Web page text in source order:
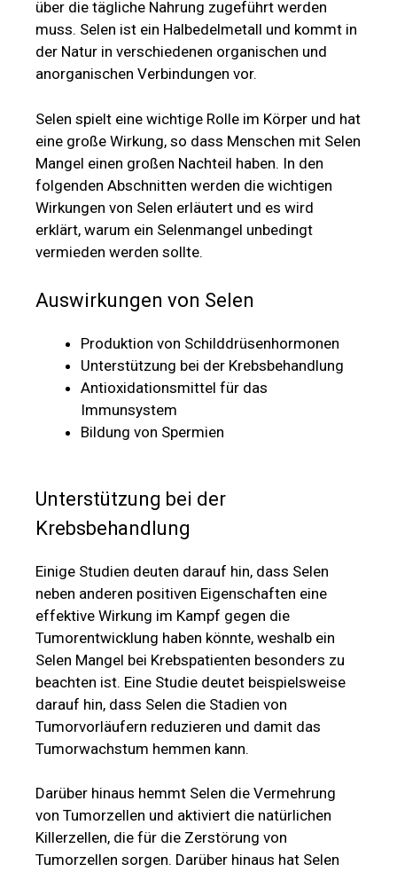
über die tägliche Nahrung zugeführt werden
muss. Selen ist ein Halbedelmetall und kommt in
der Natur in verschiedenen organischen und
anorganischen Verbindungen vor.
Selen spielt eine wichtige Rolle im Körper und hat
eine große Wirkung, so dass Menschen mit Selen
Mangel einen großen Nachteil haben. In den
folgenden Abschnitten werden die wichtigen
Wirkungen von Selen erläutert und es wird
erklärt, warum ein Selenmangel unbedingt
vermieden werden sollte.
Auswirkungen von Selen
Produktion von Schilddrüsenhormonen
Unterstützung bei der Krebsbehandlung
Antioxidationsmittel für das
Immunsystem
Bildung von Spermien
Unterstützung bei der
Krebsbehandlung
Einige Studien deuten darauf hin, dass Selen
neben anderen positiven Eigenschaften eine
effektive Wirkung im Kampf gegen die
Tumorentwicklung haben könnte, weshalb ein
Selen Mangel bei Krebspatienten besonders zu
beachten ist. Eine Studie deutet beispielsweise
darauf hin, dass Selen die Stadien von
Tumorvorläufern reduzieren und damit das
Tumorwachstum hemmen kann.
Darüber hinaus hemmt Selen die Vermehrung
von Tumorzellen und aktiviert die natürlichen
Killerzellen, die für die Zerstörung von
Tumorzellen sorgen. Darüber hinaus hat Selen